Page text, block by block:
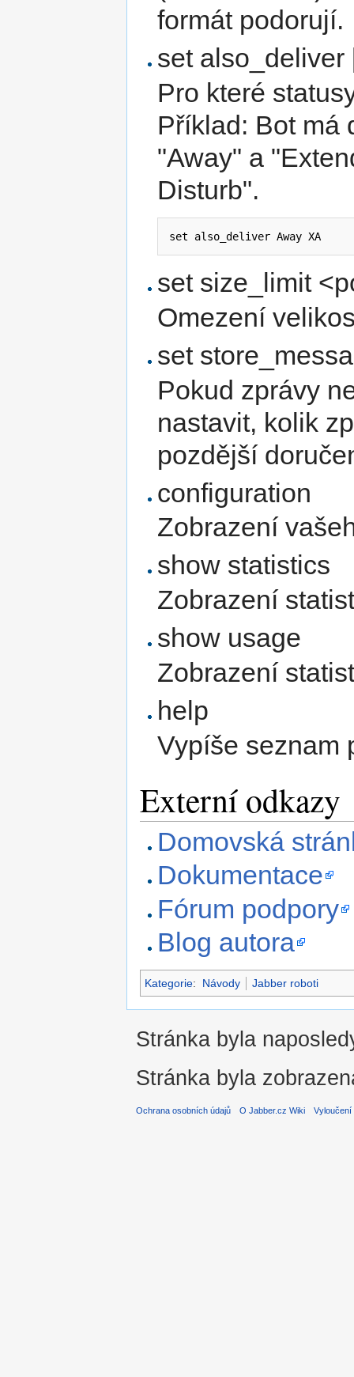
formát podorují.
set also_deliver
Pro které
Příklad: Bot má
"Away" a
Disturb".
set also_deliver Away XA
set size_limit
Omezení
set
Pokud zprávy
nastavit, kolik
pozdější
configuration
Zobrazení
show statistics
Zobrazení
show usage
Zobrazení
help
Vypíše seznam
Externí odkazy
Domovská
Dokumentace
Fórum podpory
Blog autora
Kategorie: Návody Jabber roboti
Stránka byla
Stránka byla
Ochrana osobních údajů O Jabber.cz Wiki Vyloučení